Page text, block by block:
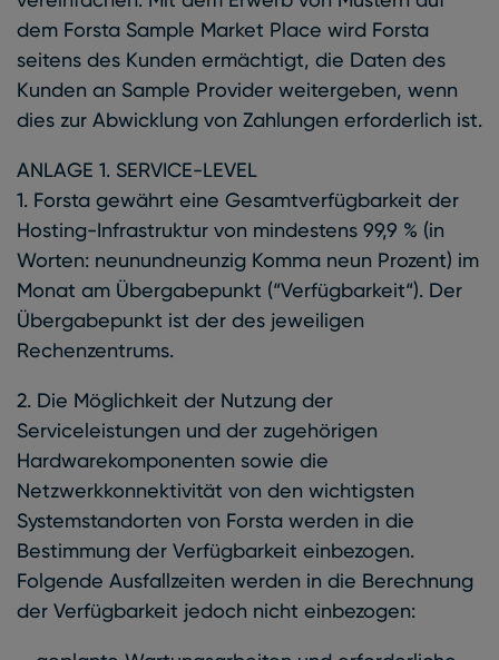
dem Forsta Sample Market Place wird Forsta
seitens des Kunden ermächtigt, die Daten des
Kunden an Sample Provider weitergeben, wenn
dies zur Abwicklung von Zahlungen erforderlich ist.
ANLAGE 1. SERVICE-LEVEL
1. Forsta gewährt eine Gesamtverfügbarkeit der
Hosting-Infrastruktur von mindestens 99,9 % (in
Worten: neunundneunzig Komma neun Prozent) im
Monat am Übergabepunkt (“Verfügbarkeit“). Der
Übergabepunkt ist der des jeweiligen
Rechenzentrums.
2. Die Möglichkeit der Nutzung der
Serviceleistungen und der zugehörigen
Hardwarekomponenten sowie die
Netzwerkkonnektivität von den wichtigsten
Systemstandorten von Forsta werden in die
Bestimmung der Verfügbarkeit einbezogen.
Folgende Ausfallzeiten werden in die Berechnung
der Verfügbarkeit jedoch nicht einbezogen: